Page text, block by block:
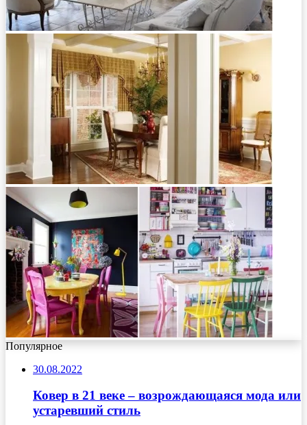
Популярное
30.08.2022
Ковер в 21 веке – возрождающаяся мода или
устаревший стиль